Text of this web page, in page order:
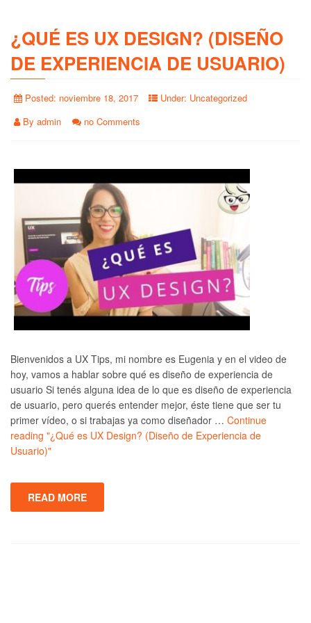
¿QUÉ ES UX DESIGN? (DISEÑO
DE EXPERIENCIA DE USUARIO)
Posted: noviembre 18, 2017 Under: Uncategorized
By admin no Comments
Bienvenidos a UX Tips, mi nombre es Eugenia y en el video de
hoy, vamos a hablar sobre qué es diseño de experiencia de
usuario Si tenés alguna idea de lo que es diseño de experiencia
de usuario, pero querés entender mejor, éste tiene que ser tu
primer vídeo, o si trabajas ya como diseñador … Continue
reading "¿Qué es UX Design? (Diseño de Experiencia de
Usuario)"
READ MORE